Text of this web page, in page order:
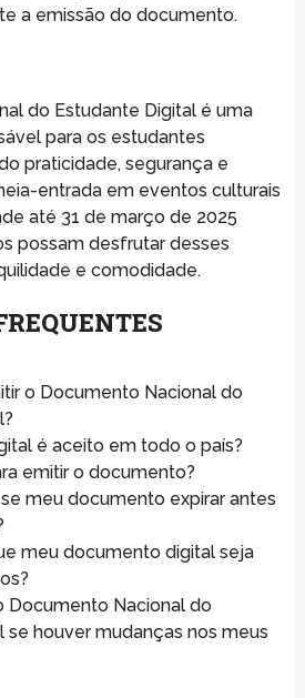
a emissão do documento.
do Estudante Digital é uma
para os estudantes
praticidade, segurança e
entrada em eventos culturais
até 31 de março de 2025
possam desfrutar desses
e comodidade.
o Documento Nacional do
é aceito em todo o país?
emitir o documento?
meu documento expirar antes
meu documento digital seja
Documento Nacional do
se houver mudanças nos meus